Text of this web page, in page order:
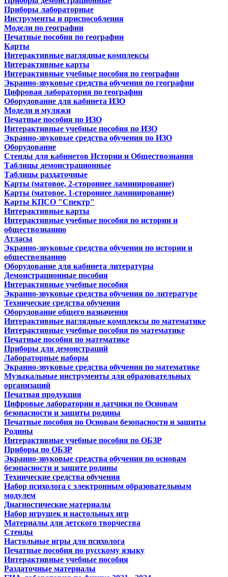
Приборы лабораторные
Инструменты и приспособления
Модели по географии
Печатные пособия по географии
Карты
Интерактивные наглядные комплексы
Интерактивные карты
Интерактивные учебные пособия по географии
Экранно-звуковые средства обучения по географии
Цифровая лаборатория по географии
Оборудование для кабинета ИЗО
Модели и муляжи
Печатные пособия по ИЗО
Интерактивные учебные пособия по ИЗО
Экранно-звуковые средства обучения по ИЗО
Оборудование
Стенды для кабинетов Истории и Обществознания
Таблицы демонстрационные
Таблицы раздаточные
Карты (матовое, 2-стороннее ламинирование)
Карты (матовое, 1-стороннее ламинирование)
Карты КПСО "Спектр"
Интерактивные карты
Интерактивные учебные пособия по истории и
обществознанию
Атласы
Экранно-звуковые средства обучения по истории и
обществознанию
Оборудование для кабинета литературы
Демонстрационные пособия
Интерактивные учебные пособия
Экранно-звуковые средства обучения по литературе
Технические средства обучения
Оборудование общего назначения
Интерактивные наглядные комплексы по математике
Интерактивные учебные пособия по математике
Печатные пособия по математике
Приборы для демонстраций
Лабораторные наборы
Экранно-звуковые средства обучения по математике
Музыкальные инструменты для образовательных
организаций
Печатная продукция
Цифровые лаборатории и датчики по Основам
безопасности и защиты родины
Печатные пособия по Основам безопасности и защиты
Родины
Интерактивные учебные пособия по ОБЗР
Приборы по ОБЗР
Экранно-звуковые средства обучения по основам
безопасности и защите родины
Технические средства обучения
Набор психолога с электронным образовательным
модулем
Диагностические материалы
Набор игрушек и настольных игр
Материалы для детского творчества
Стенды
Настольные игры для психолога
Печатные пособия по русскому языку
Интерактивные учебные пособия
Раздаточные материалы